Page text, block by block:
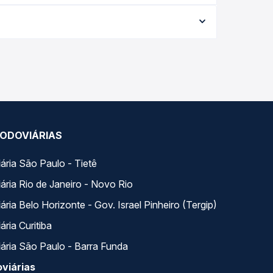
oferta para o seu roteiro.
São Paulo - Tietê
Rio de Janeiro - Novo Rio
Belo Horizonte - Gov. Israel Pinheiro (Tergip)
Curitiba
São Paulo - Barra Funda